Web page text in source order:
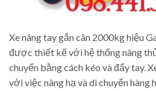
Xe nâng tay gắn cân 2000kg hiệu
được thiết kế với hệ thống nâng
chuyển bằng cách kéo và đẩy tay.
với việc nâng hạ và di chuyển hàng